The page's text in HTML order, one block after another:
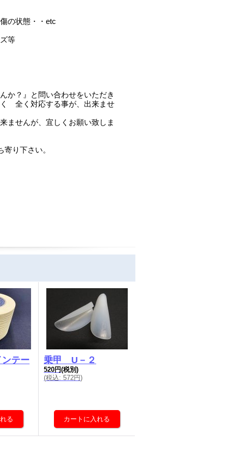
の状態・・etc
等
か？』と問い合わせをいただき
全く対応する事が、出来ませ
ませんが、宜しくお願い致しま
り下さい。
ンテー
乗甲 U－２
520円(税別)
(税込: 572円)